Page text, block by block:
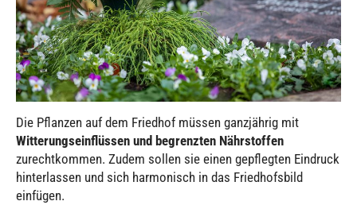
Die Pflanzen auf dem Friedhof müssen ganzjährig mit
Witterungseinflüssen und begrenzten Nährstoffen
zurechtkommen. Zudem sollen sie einen gepflegten Eindruck
hinterlassen und sich harmonisch in das Friedhofsbild
einfügen.